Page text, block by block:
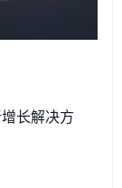
长解决方